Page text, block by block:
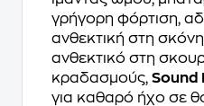
γρήγορη φόρτιση,
ανθεκτική στη
ανθεκτικό στη
κραδασμούς, Sound
για καθαρό ήχο σε